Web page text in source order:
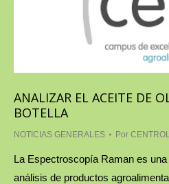
ANALIZAR EL ACEITE DE
BOTELLA
NOTICIAS GENERALES Por
La Espectroscopía Raman es
análisis de productos